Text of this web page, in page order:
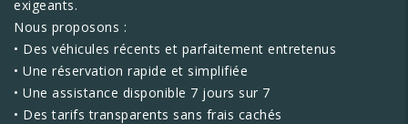
exigeants.
Nous proposons :
• Des véhicules récents et parfaitement entretenus
• Une réservation rapide et simplifiée
• Une assistance disponible 7 jours sur 7
• Des tarifs transparents sans frais cachés